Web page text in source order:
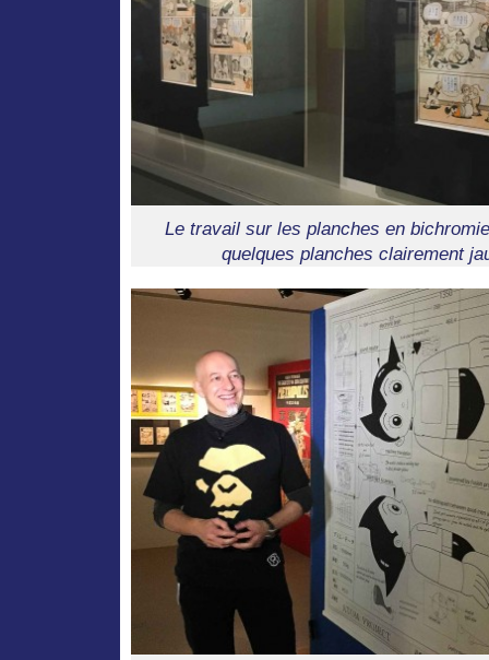
Le travail sur les planches en
quelques planches clairement